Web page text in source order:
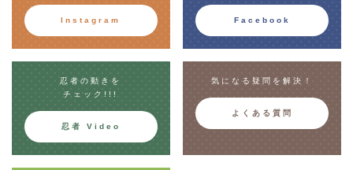
Instagram Facebook
忍者の動きを
チェック!!!
忍者 Video
気になる疑問を解決！
よくある質問